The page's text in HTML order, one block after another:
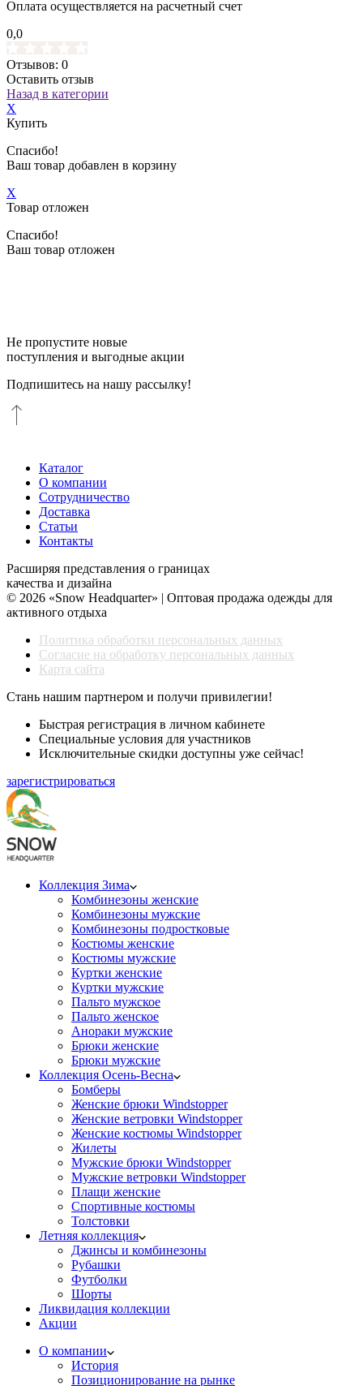
Оплата осуществляется на расчетный счет
0,0
Отзывов: 0
Оставить отзыв
Назад в категории
X
Купить
Спасибо!
Ваш товар добавлен в корзину
X
Товар отложен
Спасибо!
Ваш товар отложен
Не пропустите новые
поступления и выгодные акции
Подпишитесь на нашу рассылку!
Каталог
О компании
Сотрудничество
Доставка
Статьи
Контакты
Расширяя представления о границах
качества и дизайна
© 2026 «Snow Headquarter» | Оптовая продажа одежды для
активного отдыха
Политика обработки персональных данных
Согласие на обработку персональных данных
Карта сайта
Стань нашим партнером и получи привилегии!
Быстрая регистрация в личном кабинете
Специальные условия для участников
Исключительные скидки доступны уже сейчас!
зарегистрироваться
Коллекция Зима
Комбинезоны женские
Комбинезоны мужские
Комбинезоны подростковые
Костюмы женские
Костюмы мужские
Куртки женские
Куртки мужские
Пальто мужское
Пальто женское
Анораки мужские
Брюки женские
Брюки мужские
Коллекция Осень-Весна
Бомберы
Женские брюки Windstopper
Женские ветровки Windstopper
Женские костюмы Windstopper
Жилеты
Мужские брюки Windstopper
Мужские ветровки Windstopper
Плащи женские
Спортивные костюмы
Толстовки
Летняя коллекция
Джинсы и комбинезоны
Рубашки
Футболки
Шорты
Ликвидация коллекции
Акции
О компании
История
Позиционирование на рынке